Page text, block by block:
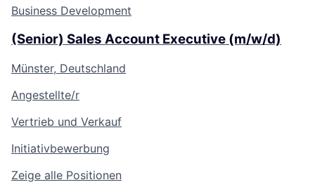
Business Development
(Senior) Sales Account Executive (m/w/d)
Münster, Deutschland
Angestellte/r
Vertrieb und Verkauf
Initiativbewerbung
Zeige alle Positionen